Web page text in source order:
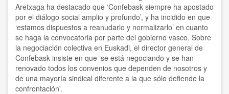
activa
Aretxaga ha destacado que ‘Confebask siempre ha apostado
por el diálogo social amplio y profundo’, y ha incidido en que
‘estamos dispuestos a reanudarlo y normalizarlo’ en cuanto
se haga la convocatoria por parte del gobierno vasco. Sobre
la negociación colectiva en Euskadi, el director general de
Confebask insiste en que ‘se está negociando y se han
renovado todos los convenios que dependen de nosotros y
de una mayoría sindical diferente a la que sólo defiende la
confrontación'.